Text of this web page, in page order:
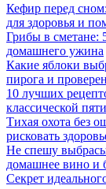
Кефир перед
для здоровья и
Грибы в сметане:
домашнего ужина
Какие яблоки
пирога и
10 лучших
классической
Тихая охота без
рисковать
Не спешу
домашнее вино и
Секрет